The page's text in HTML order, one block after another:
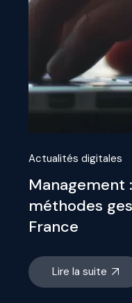
Actualités digitales
Management
méthodes
France
Lire la suite